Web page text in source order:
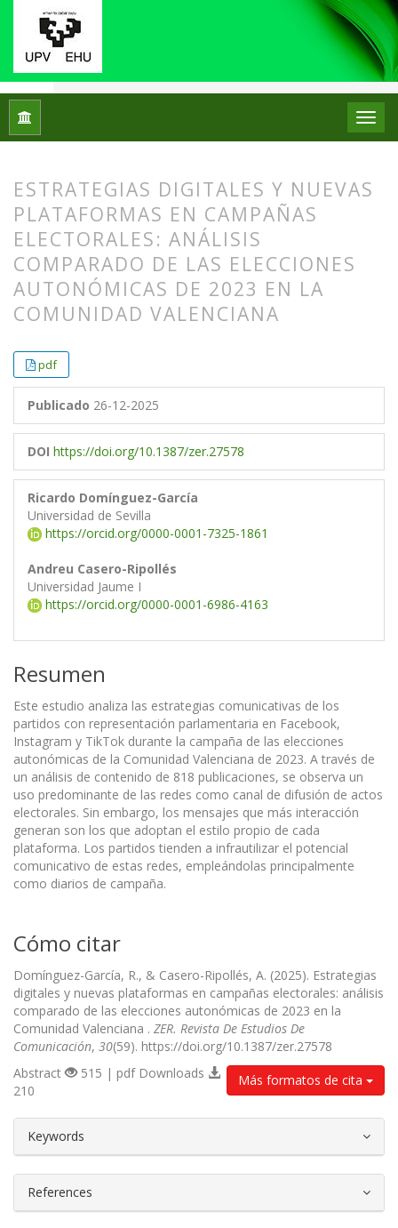
Inicio Vol. 30 Núm. 59 (2025): ZER. Revista de
ESTRATEGIAS DIGITALES Y NUEVAS
PLATAFORMAS EN CAMPAÑAS
ELECTORALES: ANÁLISIS
COMPARADO DE LAS ELECCIONES
AUTONÓMICAS DE 2023 EN LA
COMUNIDAD VALENCIANA
pdf
Publicado 26-12-2025
DOI https://doi.org/10.1387/zer.27578
Ricardo Domínguez-García
Universidad de Sevilla
https://orcid.org/0000-0001-7325-1861
Andreu Casero-Ripollés
Universidad Jaume I
https://orcid.org/0000-0001-6986-4163
Resumen
Este estudio analiza las estrategias comunicativas de los
partidos con representación parlamentaria en Facebook,
Instagram y TikTok durante la campaña de las elecciones
autonómicas de la Comunidad Valenciana de 2023. A través de
un análisis de contenido de 818 publicaciones, se observa un
uso predominante de las redes como canal de difusión de actos
electorales. Sin embargo, los mensajes que más interacción
generan son los que adoptan el estilo propio de cada
plataforma. Los partidos tienden a infrautilizar el potencial
comunicativo de estas redes, empleándolas principalmente
como diarios de campaña.
Cómo citar
Domínguez-García, R., & Casero-Ripollés, A. (2025). Estrategias
digitales y nuevas plataformas en campañas electorales: análisis
comparado de las elecciones autonómicas de 2023 en la
Comunidad Valenciana . ZER. Revista De Estudios De
Comunicación, 30(59). https://doi.org/10.1387/zer.27578
Más formatos de cita
Abstract
515 | pdf Downloads
210
Keywords
References